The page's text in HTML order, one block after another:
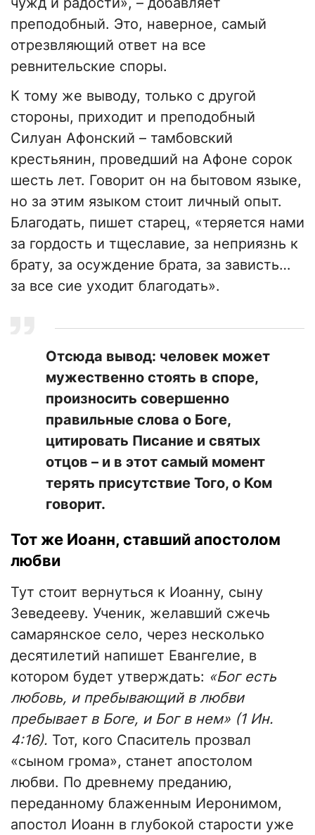
преподобный. Это, наверное, самый
отрезвляющий ответ на все
ревнительские споры.
К тому же выводу, только с другой
стороны, приходит и преподобный
Силуан Афонский – тамбовский
крестьянин, проведший на Афоне сорок
шесть лет. Говорит он на бытовом языке,
но за этим языком стоит личный опыт.
Благодать, пишет старец, «теряется нами
за гордость и тщеславие, за неприязнь к
брату, за осуждение брата, за зависть…
за все сие уходит благодать».
Отсюда вывод: человек может
мужественно стоять в споре,
произносить совершенно
правильные слова о Боге,
цитировать Писание и святых
отцов – и в этот самый момент
терять присутствие Того, о Ком
говорит.
Тот же Иоанн, ставший апостолом
любви
Тут стоит вернуться к Иоанну, сыну
Зеведееву. Ученик, желавший сжечь
самарянское село, через несколько
десятилетий напишет Евангелие, в
котором будет утверждать: «Бог есть
любовь, и пребывающий в любви
пребывает в Боге, и Бог в нем» (1 Ин.
4:16). Тот, кого Спаситель прозвал
«сыном грома», станет апостолом
любви. По древнему преданию,
переданному блаженным Иеронимом,
апостол Иоанн в глубокой старости уже